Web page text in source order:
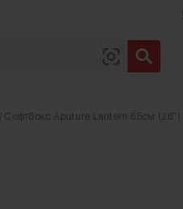
/ Софтбокс Aputure Lantern 65см (26")